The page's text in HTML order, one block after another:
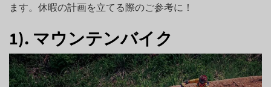
ます。休暇の計画を立てる際のご参考に！
1). マウンテンバイク